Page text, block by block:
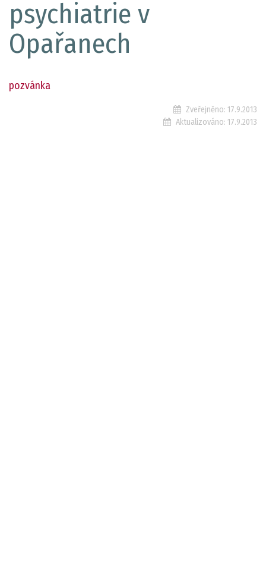
psychiatrie v
Opařanech
pozvánka
Zveřejněno: 17.9.2013
Aktualizováno: 17.9.2013